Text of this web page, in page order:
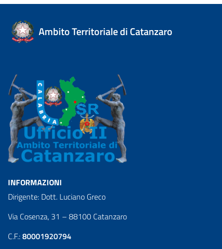
Ambito Territoriale di Catanzaro
INFORMAZIONI
Dirigente: Dott. Luciano Greco
Via Cosenza, 31 – 88100 Catanzaro
C.F.:80001920794